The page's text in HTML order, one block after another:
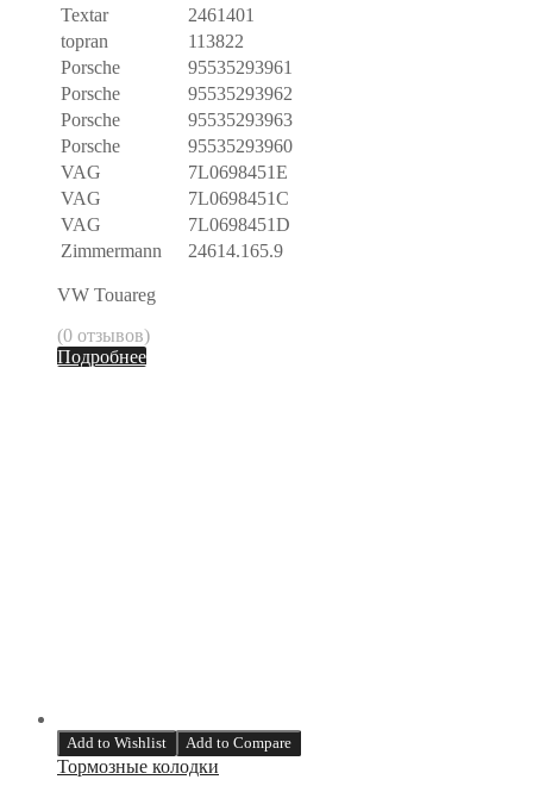
Textar
2461401
topran
113822
Porsche
95535293961
Porsche
95535293962
Porsche
95535293963
Porsche
95535293960
VAG
7L0698451E
VAG
7L0698451C
VAG
7L0698451D
Zimmermann
24614.165.9
VW Touareg
(0 отзывов)
Подробнее
Add to Wishlist Add to Compare
Тормозные колодки